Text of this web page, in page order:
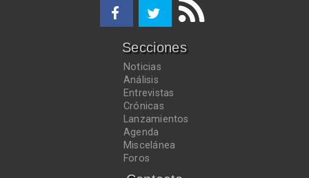
Secciones
Noticias
Análisis
Entrevistas
Crónicas
Lanzamientos
Agenda
Miscelánea
Foros